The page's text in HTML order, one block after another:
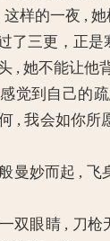
样的一夜 , 她
三更，正是寒
不能让他背
到自己的疏
, 我会如你所
妙而起 , 飞身
眼睛 , 刀枪无